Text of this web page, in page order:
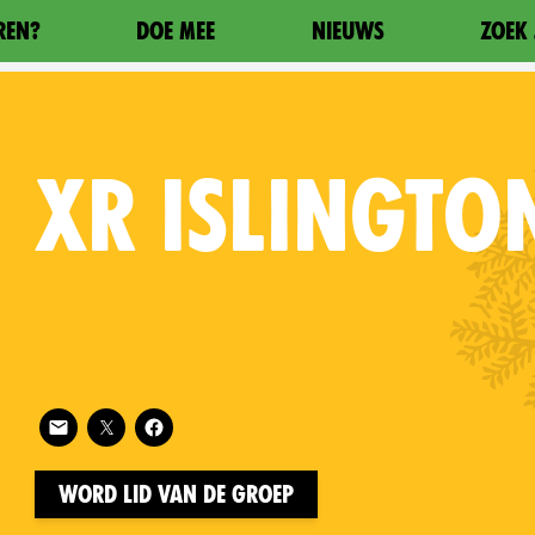
DOE MEE NIEUWS ZOEK
XR
Follow XR Islington on
Word lid van de groep